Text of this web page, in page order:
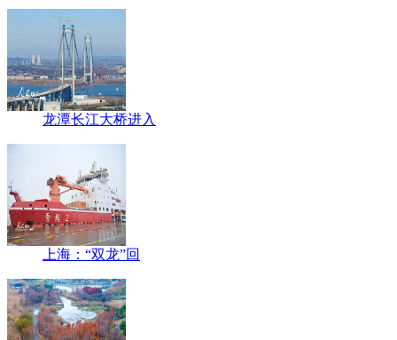
龙潭长江大桥进入
上海：“双龙”回